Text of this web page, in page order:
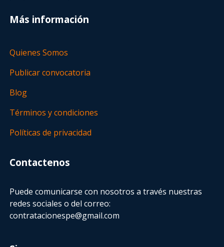
Más información
Quienes Somos
Publicar convocatoria
Blog
Términos y condiciones
Políticas de privacidad
Contactenos
Puede comunicarse con nosotros a través nuestras
redes sociales o del correo:
contratacionespe@gmail.com